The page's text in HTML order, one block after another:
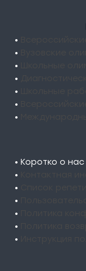
•
•
•
•
•
•
•
• Коротко о нас
•
•
•
•
•
•